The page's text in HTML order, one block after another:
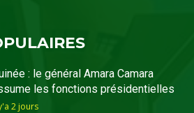
: le général Amara Camara
les fonctions présidentielles
2 jours